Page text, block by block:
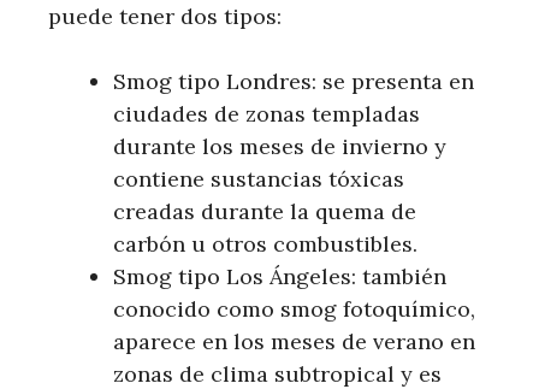
puede tener dos tipos:
Smog tipo Londres: se presenta en
ciudades de zonas templadas
durante los meses de invierno y
contiene sustancias tóxicas
creadas durante la quema de
carbón u otros combustibles.
Smog tipo Los Ángeles: también
conocido como smog fotoquímico,
aparece en los meses de verano en
zonas de clima subtropical y es